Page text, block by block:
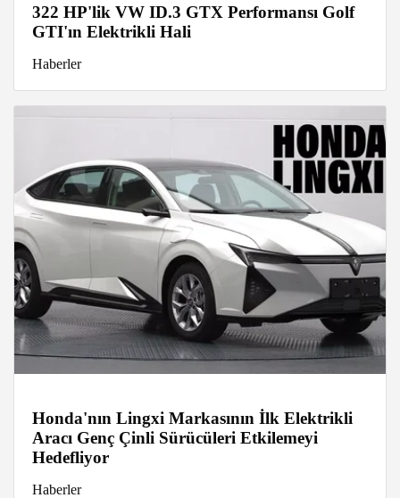
322 HP'lik VW ID.3 GTX Performansı Golf
GTI'ın Elektrikli Hali
Haberler
Honda'nın Lingxi Markasının İlk Elektrikli
Aracı Genç Çinli Sürücüleri Etkilemeyi
Hedefliyor
Haberler